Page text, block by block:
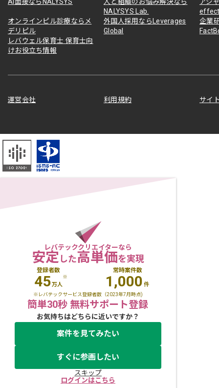
NALYSYS Lab.
オンラインピル診療ならメ
デリピル
外国人採用ならLeverages
Global
企業
レバウェル保育士 保育士向
けお役立ち情報
運営会社 利用規約 サイ
レバテッククリエイターなら
安定した高単価を実現
登録者数
45万人
※
常時案件数
1,000 件
※レバテックサービス登録者数（2023年7月時点)
簡単30秒 無料サポート登録
お気持ちはどちらに近いですか？
案件を見てみたい
すぐに参画したい
スキップ
ログインはこちら